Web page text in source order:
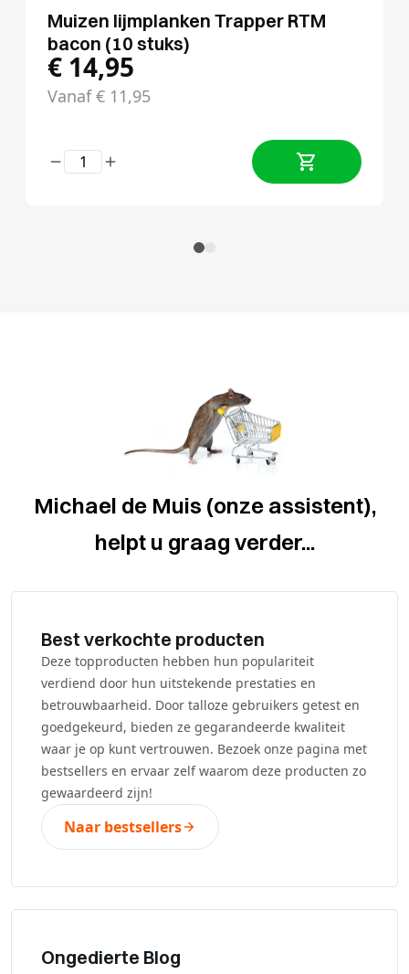
Muizen lijmplanken Trapper RTM
bacon (10 stuks)
€ 14,95
Vanaf€ 11,95
Michael de Muis (onze assistent),
helpt u graag verder...
Best verkochte producten
Deze topproducten hebben hun populariteit
verdiend door hun uitstekende prestaties en
betrouwbaarheid. Door talloze gebruikers getest en
goedgekeurd, bieden ze gegarandeerde kwaliteit
waar je op kunt vertrouwen. Bezoek onze pagina met
bestsellers en ervaar zelf waarom deze producten zo
gewaardeerd zijn!
Naar bestsellers
Ongedierte Blog